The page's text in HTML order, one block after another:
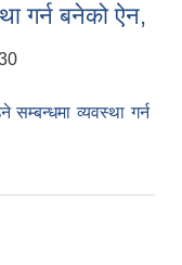
गर्न बनेको ऐन,
व्यवस्था गर्न